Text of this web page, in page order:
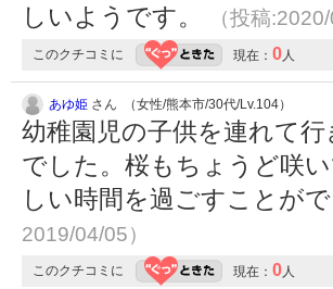
しいようです。
（投稿
このクチコミに 現在： 0 人
あゆ姫 さん （女性/熊本市/30代/Lv.104）
幼稚園児の子供を連れて
でした。桜もちょうど咲
しい時間を過ごすことが
2019/04/05）
このクチコミに 現在： 0 人